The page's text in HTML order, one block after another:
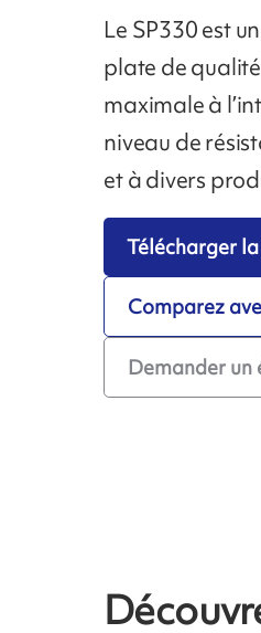
Le SP330 est
plate de
maximale à
niveau de
et à divers
Télécharger
Comparez
Demander